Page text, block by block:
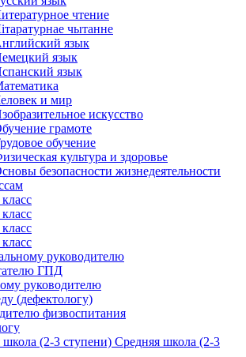
чтение
чытанне
язык
язык
язык
и мир
искусство
грамоте
обучение
культура и здоровье
безопасности жизнедеятельности
класс
класс
руководителю
ГПД
руководителю
(дефектологу)
физвоспитания
Средняя школа (2-3